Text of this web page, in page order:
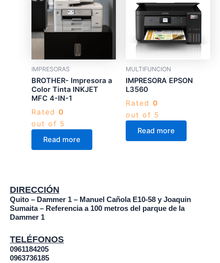
IMPRESORAS
BROTHER- Impresora a
Color Tinta INKJET
MFC 4-IN-1
Rated 0
out of 5
Read more
MULTIFUNCION
IMPRESORA EPSON
L3560
Rated 0
out of 5
Read more
DIRECCIÓN
Quito – Dammer 1 – Manuel Cañola E10-58 y Joaquin
Sumaita – Referencia a 100 metros del parque de la
Dammer 1
TELÉFONOS
0961184205
0963736185